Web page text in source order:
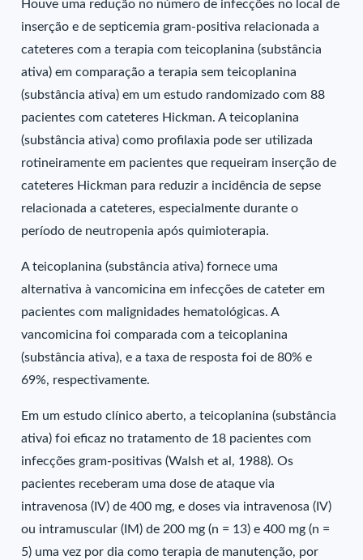
Houve uma redução no número de infecções no local de
inserção e de septicemia gram-positiva relacionada a
cateteres com a terapia com teicoplanina (substância
ativa) em comparação a terapia sem teicoplanina
(substância ativa) em um estudo randomizado com 88
pacientes com cateteres Hickman. A teicoplanina
(substância ativa) como profilaxia pode ser utilizada
rotineiramente em pacientes que requeiram inserção de
cateteres Hickman para reduzir a incidência de sepse
relacionada a cateteres, especialmente durante o
período de neutropenia após quimioterapia.
A teicoplanina (substância ativa) fornece uma
alternativa à vancomicina em infecções de cateter em
pacientes com malignidades hematológicas. A
vancomicina foi comparada com a teicoplanina
(substância ativa), e a taxa de resposta foi de 80% e
69%, respectivamente.
Em um estudo clínico aberto, a teicoplanina (substância
ativa) foi eficaz no tratamento de 18 pacientes com
infecções gram-positivas (Walsh et al, 1988). Os
pacientes receberam uma dose de ataque via
intravenosa (IV) de 400 mg, e doses via intravenosa (IV)
ou intramuscular (IM) de 200 mg (n = 13) e 400 mg (n =
5) uma vez por dia como terapia de manutenção, por